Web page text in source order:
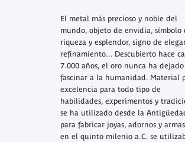
El metal más precioso y noble del
mundo, objeto de envidia, símbolo
riqueza y esplendor, signo de
refinamiento... Descubierto hace
7.000 años, el oro nunca ha dejado
fascinar a la humanidad. Material
excelencia para todo tipo de
habilidades, experimentos y
se ha utilizado desde la
para fabricar joyas, adornos y
en el quinto milenio a.C. se